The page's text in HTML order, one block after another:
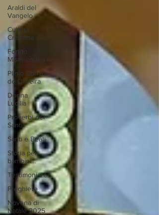
Araldi del
Vangelo
Cultura
Cristiana
Fondo
Misericordia
Plinio Corrêa
de Oliveira
Donna
Lucilia
Proverbi dei
Santi
Santi e Beati
Storia per
bambini…
Testimoniare
Preghiere
Novena di
Natale 2025